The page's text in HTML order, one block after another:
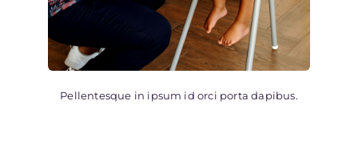
Pellentesque in ipsum id orci porta dapibus.